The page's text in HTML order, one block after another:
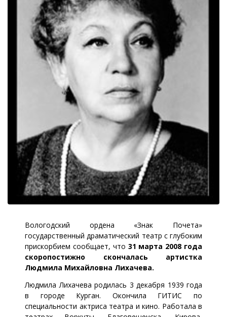
Вологодский ордена «Знак Почета»
государственный драматический театр с глубоким
прискорбием сообщает, что 31 марта 2008 года
скоропостижно скончалась артистка
Людмила Михайловна Лихачева.
Людмила Лихачева родилась 3 декабря 1939 года
в городе Курган. Окончила ГИТИС по
специальности актриса театра и кино. Работала в